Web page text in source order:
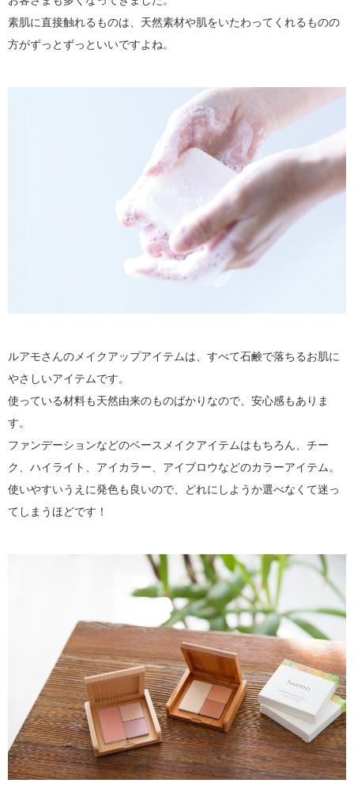
素肌に直接触れるものは、天然素材や肌をいたわってくれるものの
方がずっとずっといいですよね。
ルアモさんのメイクアップアイテムは、すべて石鹸で落ちるお肌に
やさしいアイテムです。
使っている材料も天然由来のものばかりなので、安心感もありま
す。
ファンデーションなどのベースメイクアイテムはもちろん、チー
ク、ハイライト、アイカラー、アイブロウなどのカラーアイテム。
使いやすいうえに発色も良いので、どれにしようか選べなくて迷っ
てしまうほどです！